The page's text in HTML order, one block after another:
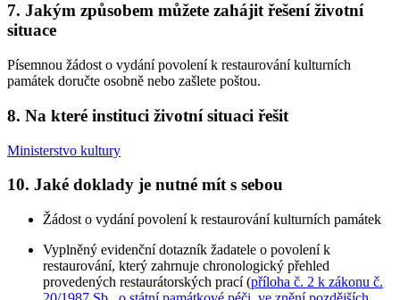
7. Jakým způsobem můžete zahájit řešení životní
situace
Písemnou žádost o vydání povolení k restaurování kulturních
památek doručte osobně nebo zašlete poštou.
8. Na které instituci životní situaci řešit
Ministerstvo kultury
10. Jaké doklady je nutné mít s sebou
Žádost o vydání povolení k restaurování kulturních památek
Vyplněný evidenční dotazník žadatele o povolení k
restaurování, který zahrnuje chronologický přehled
provedených restaurátorských prací (příloha č. 2 k zákonu č.